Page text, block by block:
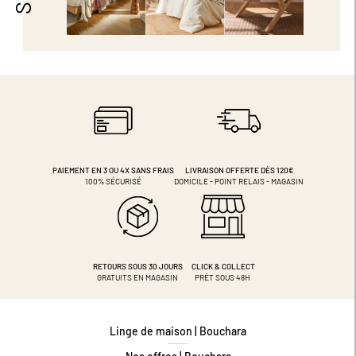
PAIEMENT EN 3 OU 4XSANS FRAIS
100% SÉCURISÉ
LIVRAISON OFFERTE DÈS 120€
DOMICILE - POINT RELAIS - MAGASIN
RETOURS SOUS 30 JOURS
GRATUITS EN MAGASIN
CLICK & COLLECT
PRÊT SOUS 48H
Linge de maison | Bouchara